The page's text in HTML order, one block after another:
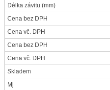
Délka závitu (mm)
Cena bez DPH
Cena vč. DPH
Cena bez DPH
Cena vč. DPH
Skladem
Mj